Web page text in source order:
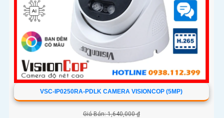
VSC-IP0250RA-PDLK CAMERA VISIONCOP (5MP)
Giá Bán: 1,640,000 ₫